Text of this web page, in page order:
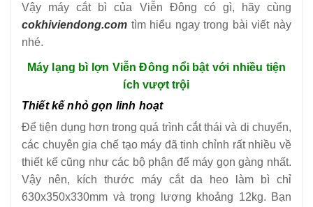
Vậy máy cắt bì của Viễn Đông có gì, hãy cùng
cokhiviendong.com tìm hiểu ngay trong bài viết này
nhé.
Máy lạng bì lợn Viễn Đông nổi bật với nhiều tiện
ích vượt trội
Thiết kế nhỏ gọn linh hoạt
Để tiện dụng hơn trong quá trình cắt thái và di chuyển,
các chuyên gia chế tạo máy đã tinh chỉnh rất nhiều về
thiết kế cũng như các bộ phận để máy gọn gàng nhất.
Vậy nên, kích thước máy cắt da heo làm bì chỉ
630x350x330mm và trọng lượng khoảng 12kg. Bạn